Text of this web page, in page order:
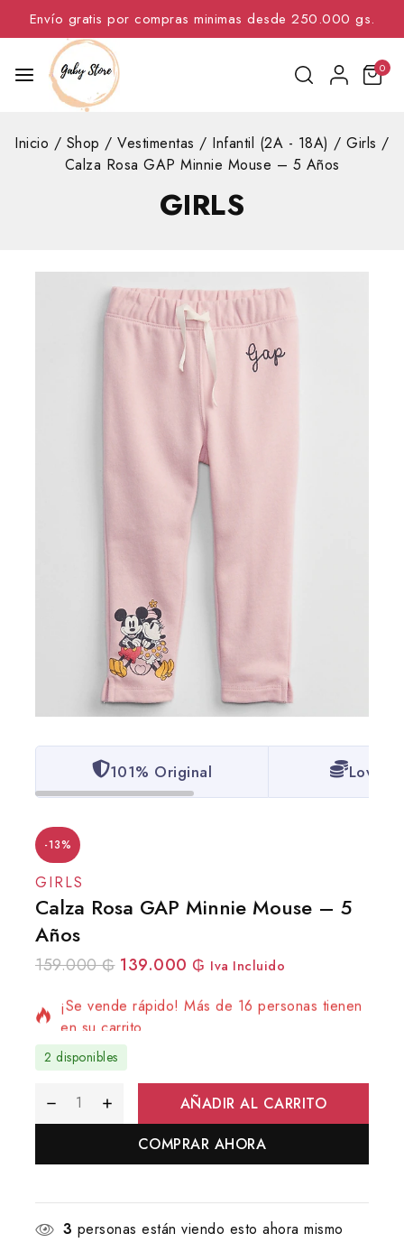
Envío gratis por compras minimas desde 250.000 gs.
0
Inicio / Shop / Vestimentas / Infantil (2A - 18A) / Girls /
Calza Rosa GAP Minnie Mouse – 5 Años
GIRLS
101% Original Lowest
-13%
GIRLS
Calza Rosa GAP Minnie Mouse – 5
Años
159.000₲ 139.000 ₲ Iva Incluido
6 productos vendidos en las últimas 20 horas
¡Se vende rápido! Más de 16 personas tienen
en su carrito
2 disponibles
AÑADIR AL CARRITO
COMPRAR AHORA
3 personas están viendo esto ahora mismo